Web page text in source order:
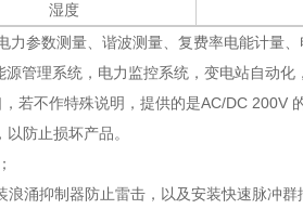
湿度
力参数测量、谐波测量、复费率电能计量
管理系统，电力监控系统，变电站自动化
若不作特殊说明，提供的是AC/DC 200V
防止损坏产品。
涌抑制器防止雷击，以及安装快速脉冲群